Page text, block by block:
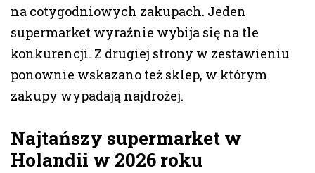
na cotygodniowych zakupach. Jeden
supermarket wyraźnie wybija się na tle
konkurencji. Z drugiej strony w zestawieniu
ponownie wskazano też sklep, w którym
zakupy wypadają najdrożej.
Najtańszy supermarket w
Holandii w 2026 roku